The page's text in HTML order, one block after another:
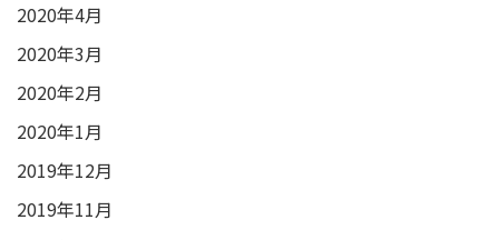
2020年4月
2020年3月
2020年2月
2020年1月
2019年12月
2019年11月